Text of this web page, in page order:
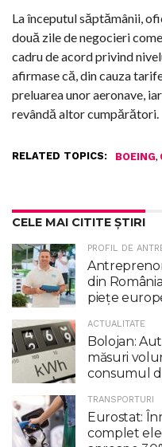
La începutul săptămânii,
două zile de negocieri
cadru de acord privind
afirmase că, din cauza
preluarea unor aeronave,
revândă altor cumpărători.
RELATED TOPICS: BOEING,
CELE MAI CITITE ȘTIRI
PROFIL DE
din
piețe
ACTUALITATE
Bolojan:
măsuri
consumul
TRANSPORTURI
Eurostat:
complet